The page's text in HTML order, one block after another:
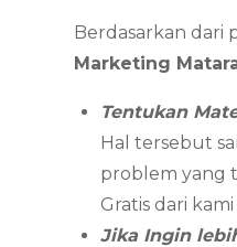
Berdasarkan dari
Marketing
Tentukan
Hal tersebut
problem yang
Gratis dari
Jika Ingin